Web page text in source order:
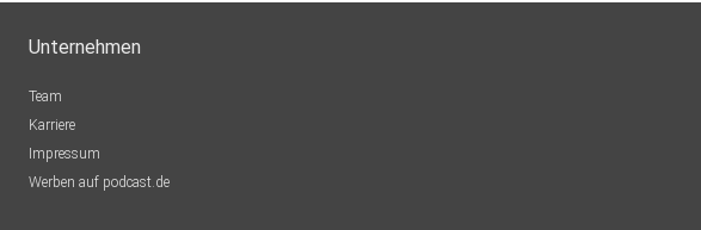
Unternehmen
Team
Karriere
Impressum
Werben auf podcast.de